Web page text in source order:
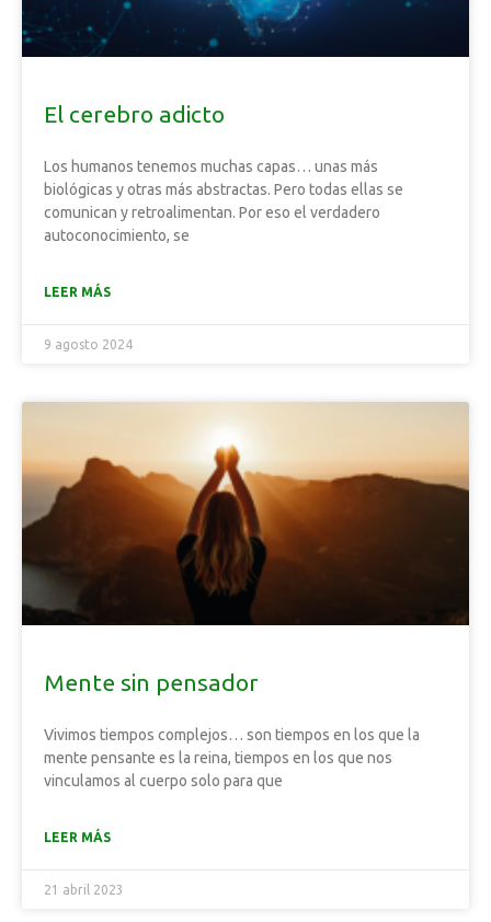
El cerebro adicto
Los humanos tenemos muchas capas… unas más
biológicas y otras más abstractas. Pero todas ellas se
comunican y retroalimentan. Por eso el verdadero
autoconocimiento, se
LEER MÁS
9 agosto 2024
Mente sin pensador
Vivimos tiempos complejos… son tiempos en los que la
mente pensante es la reina, tiempos en los que nos
vinculamos al cuerpo solo para que
LEER MÁS
21 abril 2023